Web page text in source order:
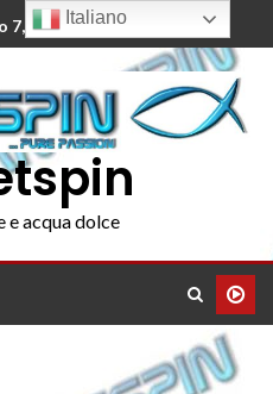
7, 2026
e acqua dolce
Italiano